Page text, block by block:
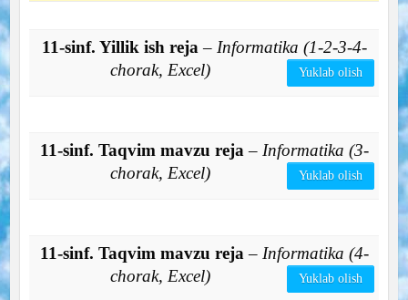
11-sinf. Yillik ish reja – Informatika (1-2-3-4-
chorak, Excel)
Yuklab olish
11-sinf. Taqvim mavzu reja – Informatika (3-
chorak, Excel)
Yuklab olish
11-sinf. Taqvim mavzu reja – Informatika (4-
chorak, Excel)
Yuklab olish